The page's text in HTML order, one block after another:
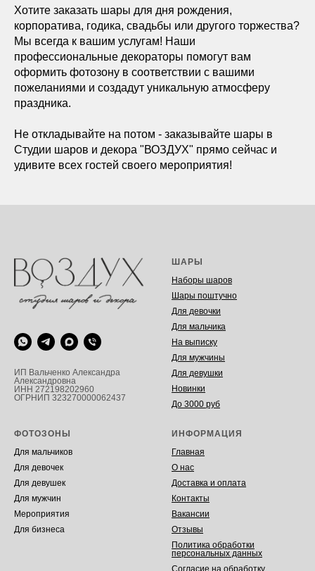
Хотите заказать шары для дня рождения,
корпоратива, годика, свадьбы или другого торжества?
Мы всегда к вашим услугам! Наши
профессиональные декораторы помогут вам
оформить фотозону в соответствии с вашими
пожеланиями и создадут уникальную атмосферу
праздника.
Не откладывайте на потом - заказывайте шары в
Студии шаров и декора "ВОЗДУХ" прямо сейчас и
удивите всех гостей своего мероприятия!
ИП Вальченко Александра
Александровна
ИНН 272198202960
ОГРНИП 323270000062437
ШАРЫ
Наборы шаров
Шары поштучно
Для девочки
Для мальчика
На выписку
Для мужчины
Для девушки
Новинки
До 3000 руб
ФОТОЗОНЫ
Для мальчиков
Для девочек
Для девушек
Для мужчин
Мероприятия
Для бизнеса
ИНФОРМАЦИЯ
Главная
О нас
Доставка и оплата
Контакты
Вакансии
Отзывы
Политика обработки
персональных данных